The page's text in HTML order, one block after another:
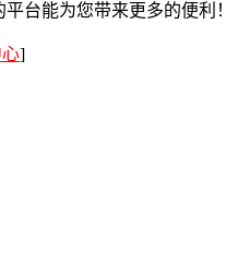
台能为您带来更多的便利！
]